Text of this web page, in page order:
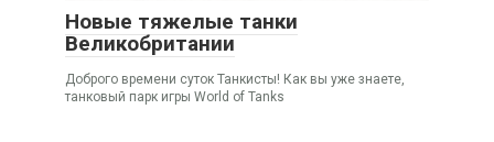
Новые тяжелые танки
Великобритании
Доброго времени суток Танкисты! Как вы уже знаете,
танковый парк игры World of Tanks